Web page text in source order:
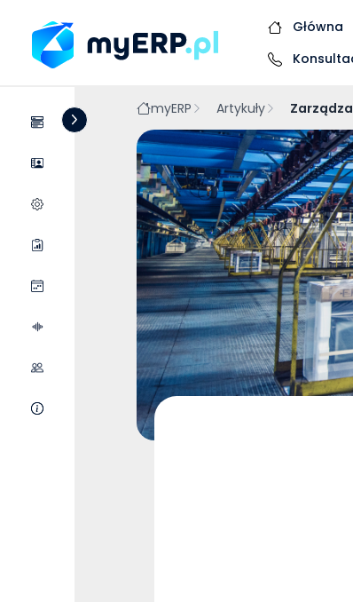
Główna
Systemy
Wycena wdrożenia
myERP Artykuły